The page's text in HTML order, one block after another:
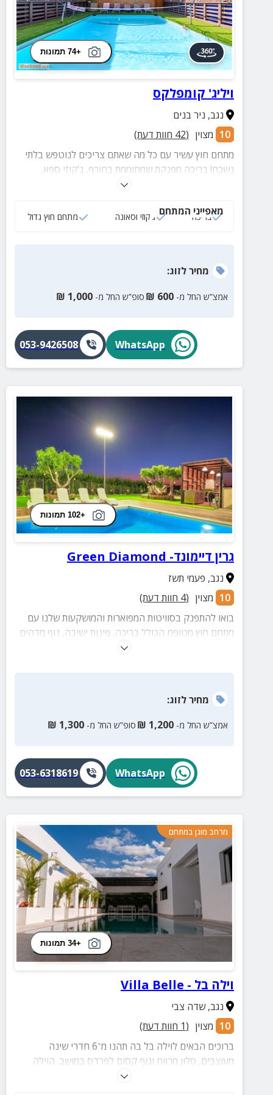
+74 תמונות
ויליג' קומפלקס
נגב, ניר בנים
10 מצוין (
42 חוות דעת)
מתחם חוץ עשיר עם כל מה שאתם צריכים לנוטפש בלתי
נשכח! בריכה מפנקת שמחוממת בחורף, ג'קוזי ספא,
סאונה, בריכת דגים לפדיקור, מתקני כושר, שולחנות
מאפייני המתחם
בריכה ג‘קוזי וסאונה מתחם חוץ גדול
מחירלזוג:
אמצ”ש החל מ- 600
₪ סופ”ש החל מ- 1,000
₪
WhatsApp
053-9426508
+102 תמונות
גרין דיימונד- Green Diamond
נגב, פעמי תשז
10 מצוין (
4 חוות דעת)
בואו להתפנק בסוויטות המפוארות והמושקעות שלנו עם
מתחם חוץ מטופח הכולל בריכה, פינות ישיבה, נוף מדהים
מחירלזוג:
אמצ”ש החל מ- 1,200
₪ סופ”ש החל מ- 1,300
₪
WhatsApp
053-6318619
מרחב מוגן במתחם
+34 תמונות
וילה בל - Villa Belle
נגב,שדה צבי
10 מצוין (
1 חוות דעת)
ברוכים הבאים לוילה בל בה תהנו מ־6 חדרי שינה
מעוצבים, סלון מרווח ונוף קסום לפרדס במושב. הוילה
כוללת מתחם חוץ יוקרתי עם בריכה מפנקת שבתוכה ג'קוזי,